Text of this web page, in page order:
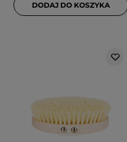
DODAJ DO KOSZYKA